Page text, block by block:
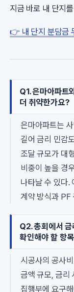
지금 바로 내 단지
👉 내 단지 분담
Q1. 은마아파트
더 취약한가요?
은마아파트는
길어 금리 민감
조달 규모가 대
비중이 높을 경
나타날 수 있다.
계약 방식과 PF
Q2. 총회에서 금
확인해야 할 항
시공사의 공사
금액 규모, 금리
집행부에 요구